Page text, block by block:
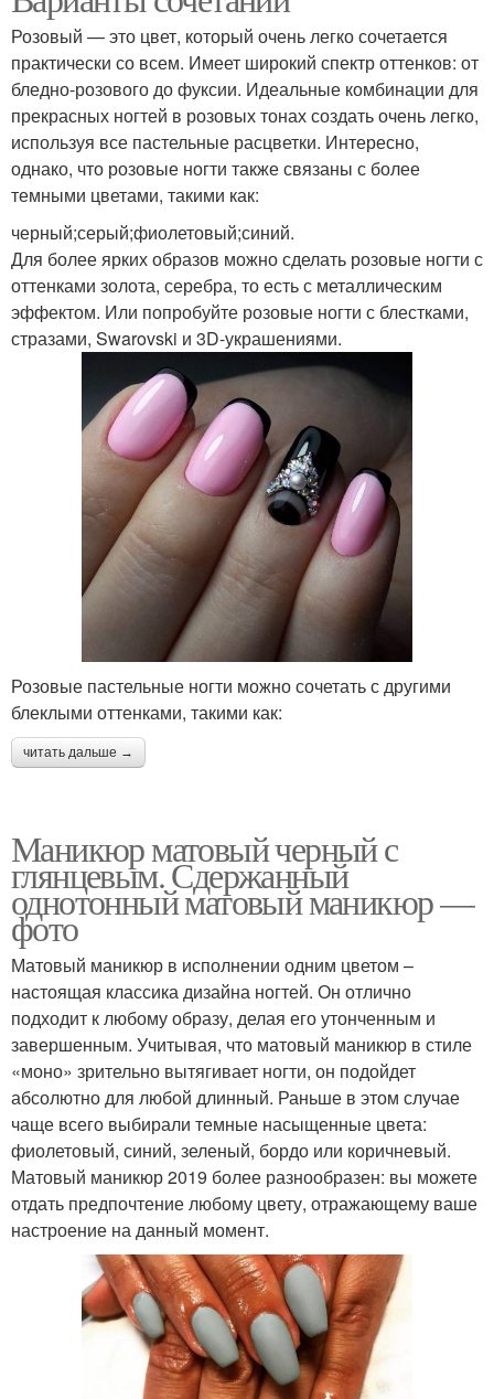
Розовый — это цвет, который очень легко сочетается
практически со всем. Имеет широкий спектр оттенков: от
бледно-розового до фуксии. Идеальные комбинации для
прекрасных ногтей в розовых тонах создать очень легко,
используя все пастельные расцветки. Интересно,
однако, что розовые ногти также связаны с более
темными цветами, такими как:
черный;серый;фиолетовый;синий.
Для более ярких образов можно сделать розовые ногти с
оттенками золота, серебра, то есть с металлическим
эффектом. Или попробуйте розовые ногти с блестками,
стразами, Swarovski и 3D-украшениями.
Розовые пастельные ногти можно сочетать с другими
блеклыми оттенками, такими как:
читать дальше →
Маникюр матовый черный с
глянцевым. Сдержанный
однотонный матовый маникюр —
фото
Матовый маникюр в исполнении одним цветом –
настоящая классика дизайна ногтей. Он отлично
подходит к любому образу, делая его утонченным и
завершенным. Учитывая, что матовый маникюр в стиле
«моно» зрительно вытягивает ногти, он подойдет
абсолютно для любой длинный. Раньше в этом случае
чаще всего выбирали темные насыщенные цвета:
фиолетовый, синий, зеленый, бордо или коричневый.
Матовый маникюр 2019 более разнообразен: вы можете
отдать предпочтение любому цвету, отражающему ваше
настроение на данный момент.